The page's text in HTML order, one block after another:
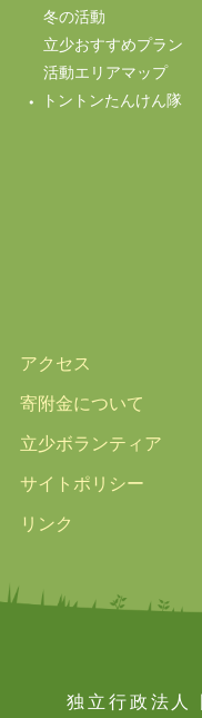
冬の活動
立少おすすめプラン
活動エリアマップ
トントンたんけん隊
アクセス
寄附金について
立少ボランティア
サイトポリシー
リンク
独立行政法人